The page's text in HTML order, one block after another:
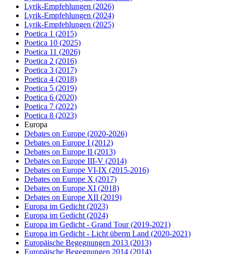
Lyrik-Empfehlungen (2026)
Lyrik-Empfehlungen (2024)
Lyrik-Empfehlungen (2025)
Poetica 1 (2015)
Poetica 10 (2025)
Poetica 11 (2026)
Poetica 2 (2016)
Poetica 3 (2017)
Poetica 4 (2018)
Poetica 5 (2019)
Poetica 6 (2020)
Poetica 7 (2022)
Poetica 8 (2023)
Europa
Debates on Europe (2020-2026)
Debates on Europe I (2012)
Debates on Europe II (2013)
Debates on Europe III-V (2014)
Debates on Europe VI-IX (2015-2016)
Debates on Europe X (2017)
Debates on Europe XI (2018)
Debates on Europe XII (2019)
Europa im Gedicht (2023)
Europa im Gedicht (2024)
Europa im Gedicht - Grand Tour(2019-2021)
Europa im Gedicht - Licht überm Land (2020-2021)
Europäische Begegnungen 2013 (2013)
Europäische Begegnungen 2014 (2014)